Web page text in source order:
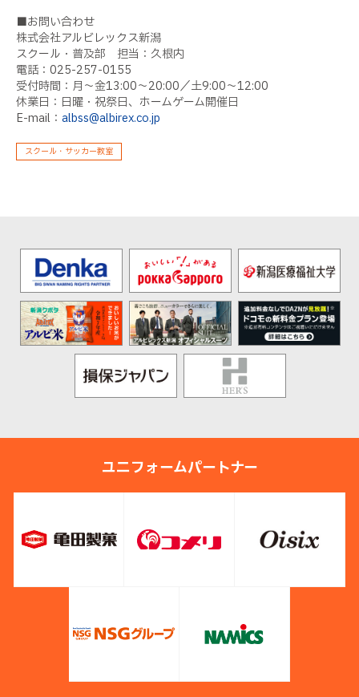
■お問い合わせ
株式会社アルビレックス新潟
スクール・普及部 担当：久根内
電話：025-257-0155
受付時間：月～金13:00～20:00／土9:00～12:00
休業日：日曜・祝祭日、ホームゲーム開催日
E-mail： albss@albirex.co.jp
スクール・サッカー教室
ユニフォームパートナー